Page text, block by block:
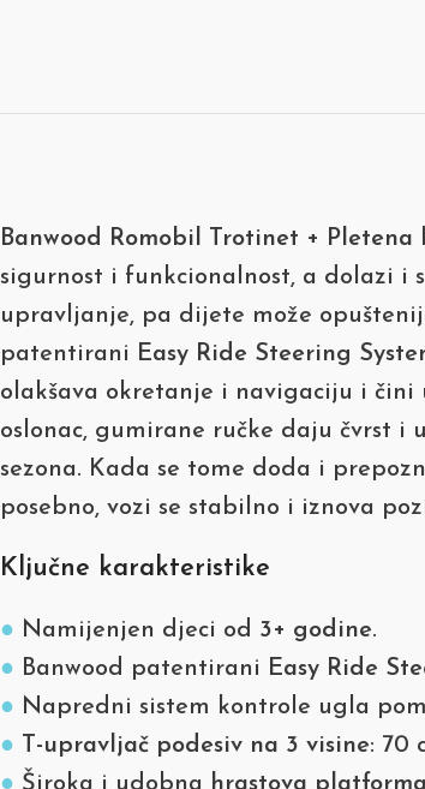
Banwood Romobil Trotinet + Pletena
sigurnost i funkcionalnost, a dolazi i
upravljanje, pa dijete može
patentirani Easy Ride Steering
olakšava okretanje i navigaciju i
oslonac, gumirane ručke daju čvrst
sezona. Kada se tome doda i
posebno, vozi se stabilno i iznova
Ključne karakteristike
● Namijenjen djeci od 3+ godine.
● Banwood patentirani Easy Ride
● Napredni sistem kontrole ugla
● T-upravljač podesiv na 3 visine: 70
● Široka i udobna hrastova platforma